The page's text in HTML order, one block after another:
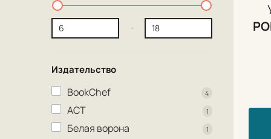
-
Издательство
BookChef 4
АСТ 1
Белая ворона 1